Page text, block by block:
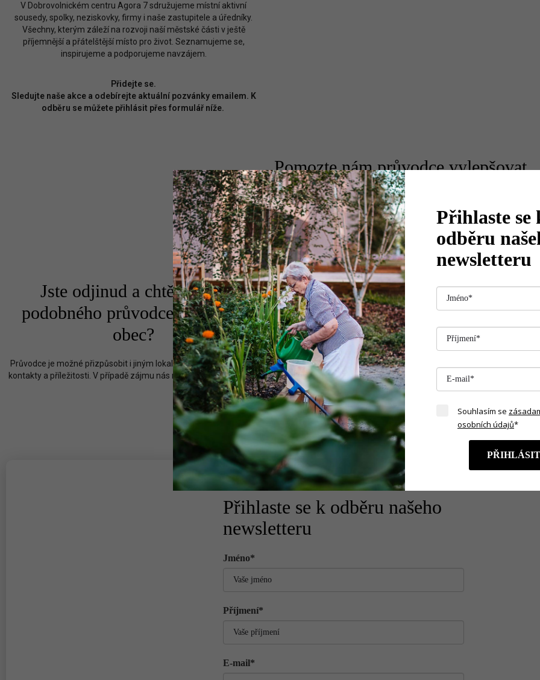
V Dobrovolnickém centru Agora 7 sdružujeme místní aktivní
sousedy, spolky, neziskovky, firmy i naše zastupitele a úředníky.
Všechny, kterým záleží na rozvoji naší městské části v ještě
příjemnější a přátelštější místo pro život. Seznamujeme se,
inspirujeme a podporujeme navzájem.
Přidejte se.
Sledujte naše akce a odebírejte aktuální pozvánky emailem. K
odběru se můžete přihlásit přes formulář níže.
Pomozte nám průvodce vylepšovat
Víte o něčem, co by v něm nemělo chybět?
Budete rádi za jakoukoliv zpětnou vazbu a nové podněty.
veronika@agora7.cz
Jste odjinud a chtěli byste
podobného průvodce i pro vaší
obec?
Průvodce je možné přizpůsobit i jiným lokalitám a doplnit o místní
kontakty a příležitosti. V případě zájmu nás neváhejte kontaktovat.
Přihlaste se k odběru našeho
newsletteru
Jméno*
Příjmení*
E-mail*
Přihlaste se
odběru
newsletteru
Souhlasím se
osobních údajů*